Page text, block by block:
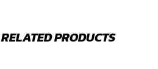
RELATED PRODUCTS